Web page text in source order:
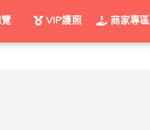
VIP護照 商家專區